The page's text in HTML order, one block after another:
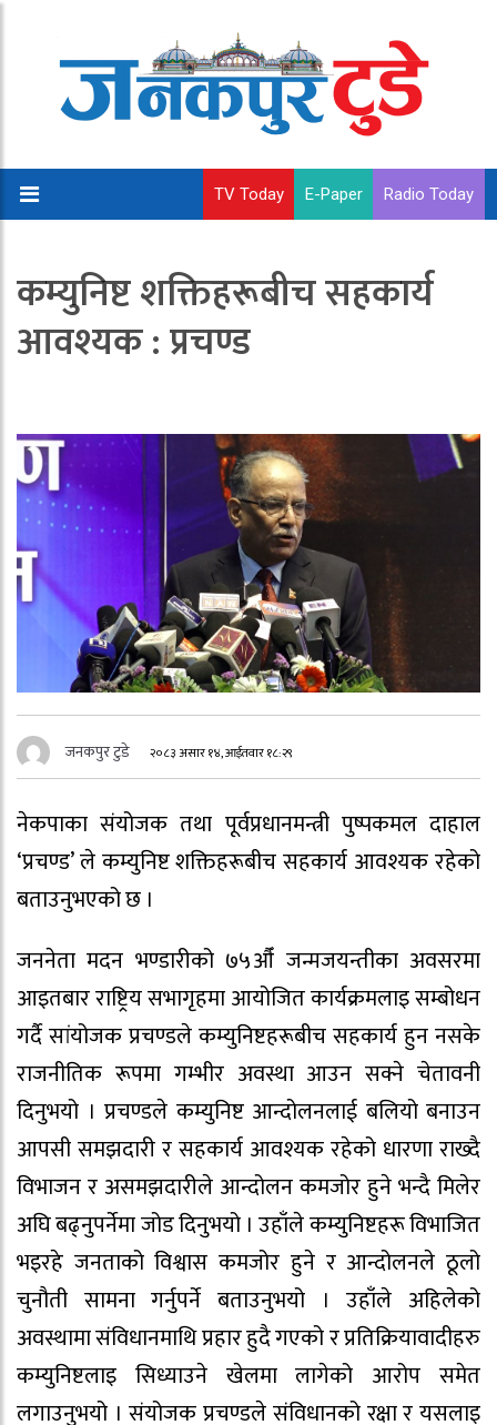
TV Today E-Paper Radio Today
कम्युनिष्ट शक्तिहरूबीच सहकार्य
आवश्यक : प्रचण्ड
जनकपुर टुडे २०८३ असार १४, आईतवार १८:२९
नेकपाका संयोजक तथा पूर्वप्रधानमन्त्री पुष्पकमल दाहाल
‘प्रचण्ड’ ले कम्युनिष्ट शक्तिहरूबीच सहकार्य आवश्यक रहेको
बताउनुभएको छ ।
जननेता मदन भण्डारीको ७५औँ जन्मजयन्तीका अवसरमा
आइतबार राष्ट्रिय सभागृहमा आयोजित कार्यक्रमलाइ सम्बोधन
गर्दै सांयोजक प्रचण्डले कम्युनिष्टहरूबीच सहकार्य हुन नसके
राजनीतिक रूपमा गम्भीर अवस्था आउन सक्ने चेतावनी
दिनुभयो । प्रचण्डले कम्युनिष्ट आन्दोलनलाई बलियो बनाउन
आपसी समझदारी र सहकार्य आवश्यक रहेको धारणा राख्दै
विभाजन र असमझदारीले आन्दोलन कमजोर हुने भन्दै मिलेर
अघि बढ्नुपर्नेमा जोड दिनुभयो । उहाँले कम्युनिष्टहरू विभाजित
भइरहे जनताको विश्वास कमजोर हुने र आन्दोलनले ठूलो
चुनौती सामना गर्नुपर्ने बताउनुभयो । उहाँले अहिलेको
अवस्थामा संविधानमाथि प्रहार हुदै गएको र प्रतिक्रियावादीहरु
कम्युनिष्टलाइ सिध्याउने खेलमा लागेको आरोप समेत
लगाउनुभयो । संयोजक प्रचण्डले संविधानको रक्षा र यसलाइ